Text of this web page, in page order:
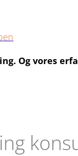
Og vores